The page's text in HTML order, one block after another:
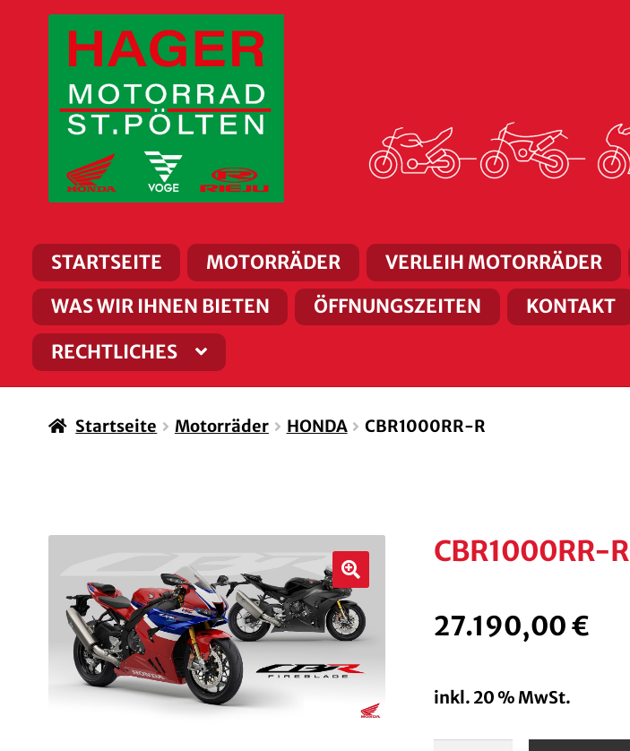
Zur
Navigation
springen
Zum
Inhalt
springen
STARTSEITE MOTORRÄDER VERLEIH MOTORRÄDER
WAS WIR IHNEN BIETEN
ÖFFNUNGSZEITEN KONTAKT
RECHTLICHES
Startseite Motorräder HONDA CBR1000RR-R
🔍
CBR1000RR-R
27.190,00€
inkl. 20 % MwSt.